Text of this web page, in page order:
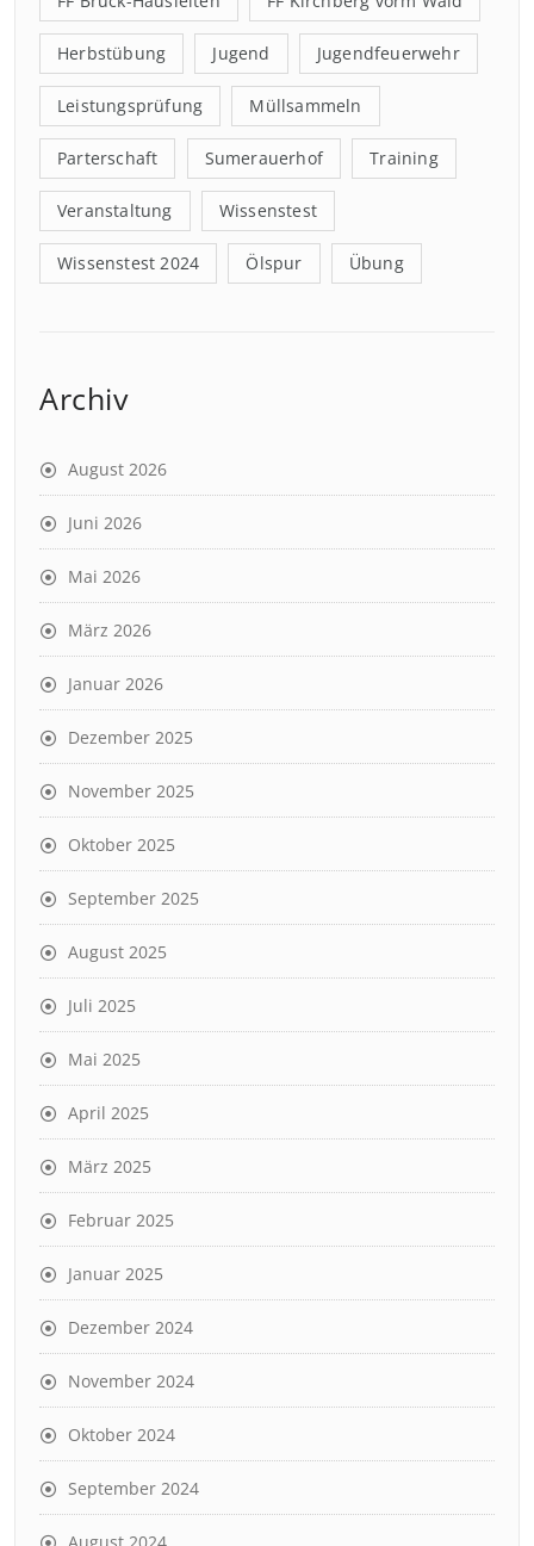
Herbstübung Jugend Jugendfeuerwehr
Leistungsprüfung Müllsammeln
Parterschaft Sumerauerhof Training
Veranstaltung Wissenstest
Wissenstest 2024 Ölspur Übung
Archiv
August 2026
Juni 2026
Mai 2026
März 2026
Januar 2026
Dezember 2025
November 2025
Oktober 2025
September 2025
August 2025
Juli 2025
Mai 2025
April 2025
März 2025
Februar 2025
Januar 2025
Dezember 2024
November 2024
Oktober 2024
September 2024